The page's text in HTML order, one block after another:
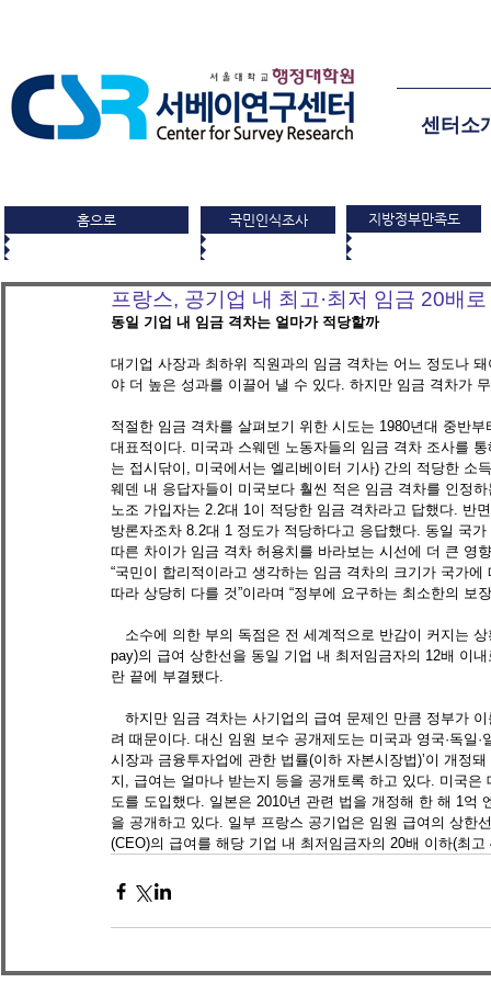
센터소
홈으로 국민인식조사 지방정부만족도
프랑스, 공기업 내 최고·최저 임금 20배
동일 기업 내 임금 격차는 얼마가 적당할까
대기업 사장과 최하위 직원과의 임금 격차는 어느 정도나
야 더 높은 성과를 이끌어 낼 수 있다. 하지만 임금 격차가
적절한 임금 격차를 살펴보기 위한 시도는 1980년대 중반
대표적이다. 미국과 스웨덴 노동자들의 임금 격차 조사를
는 접시닦이, 미국에서는 엘리베이터 기사) 간의 적당한 소
웨덴 내 응답자들이 미국보다 훨씬 적은 임금 격차를 인정
노조 가입자는 2.2대 1이 적당한 임금 격차라고 답했다. 반
방론자조차 8.2대 1 정도가 적당하다고 응답했다. 동일 국
따른 차이가 임금 격차 허용치를 바라보는 시선에 더 큰 영
“국민이 합리적이라고 생각하는 임금 격차의 크기가 국가
따라 상당히 다를 것”이라며 “정부에 요구하는 최소한의
소수에 의한 부의 독점은 전 세계적으로 반감이 커지는
pay)의 급여 상한선을 동일 기업 내 최저임금자의 12배 이
란 끝에 부결됐다.
하지만 임금 격차는 사기업의 급여 문제인 만큼 정부가
려 때문이다. 대신 임원 보수 공개제도는 미국과 영국·독일
시장과 금융투자업에 관한 법률(이하 자본시장법)’이 개정
지, 급여는 얼마나 받는지 등을 공개토록 하고 있다. 미국
도를 도입했다. 일본은 2010년 관련 법을 개정해 한 해 1억
을 공개하고 있다. 일부 프랑스 공기업은 임원 급여의 상한
(CEO)의 급여를 해당 기업 내 최저임금자의 20배 이하(최